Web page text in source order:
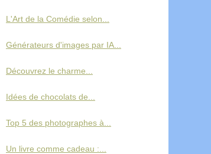
L'Art de la Comédie selon...
Générateurs d'images par IA...
Découvrez le charme...
Idées de chocolats de...
Top 5 des photographes à...
Un livre comme cadeau :...